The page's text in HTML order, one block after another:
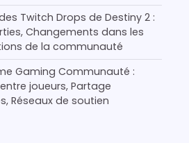
Twitch Drops de Destiny 2 :
Changements dans les
de la communauté
Gaming Communauté :
joueurs, Partage
Réseaux de soutien